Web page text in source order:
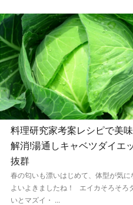
料理研究家考案レシピで美
解消!湯通しキャベツダイエ
抜群
春の匂いも漂いはじめて、体型が気
よいよきましたね！ エイカそろそろ
いとマズイ・ ...